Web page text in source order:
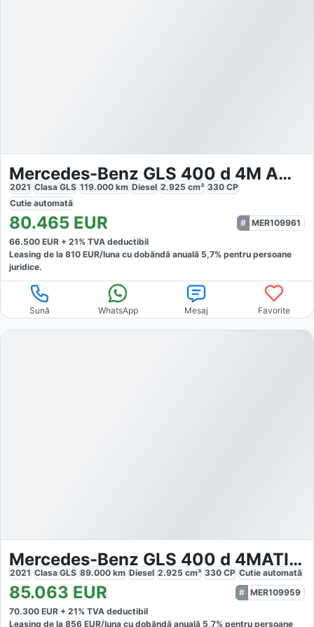
Mercedes-Benz GLS 400 d 4M AMG
2021 Clasa GLS 119.000 km Diesel 2.925 cm³ 330 CP
Cutie automată
80.465 EUR
MER109961
66.500 EUR + 21% TVA deductibil
Leasing de la 810 EUR/luna cu dobăndă anuală 5,7% pentru persoane
juridice.
Sună WhatsApp Mesaj Favorite
Mercedes-Benz GLS 400 d 4MATIC AMG 9G-Tronic
2021 Clasa GLS 89.000 km Diesel 2.925 cm³ 330 CP Cutie automată
85.063 EUR
MER109959
70.300 EUR + 21% TVA deductibil
Leasing de la 856 EUR/luna cu dobăndă anuală 5,7% pentru persoane